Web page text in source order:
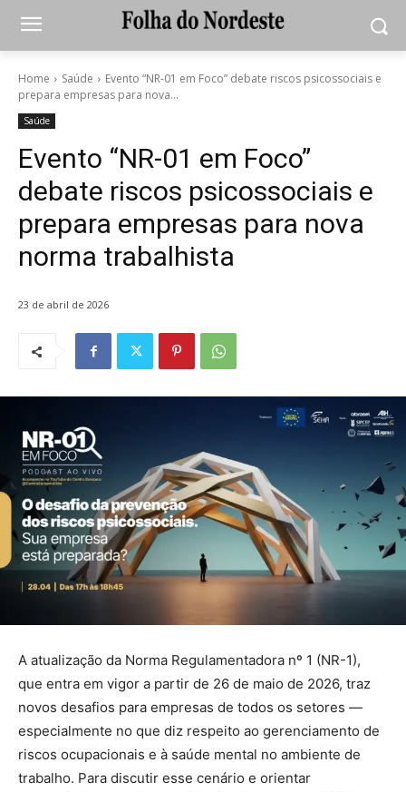
Home Saúde
Evento “NR-01 em Foco” debate riscos psicossociais e
prepara empresas para nova...
Saúde
Evento “NR-01 em Foco”
debate riscos psicossociais e
prepara empresas para nova
norma trabalhista
23 de abril de 2026
A atualização da Norma Regulamentadora nº 1 (NR-1),
que entra em vigor a partir de 26 de maio de 2026, traz
novos desafios para empresas de todos os setores —
especialmente no que diz respeito ao gerenciamento de
riscos ocupacionais e à saúde mental no ambiente de
trabalho. Para discutir esse cenário e orientar